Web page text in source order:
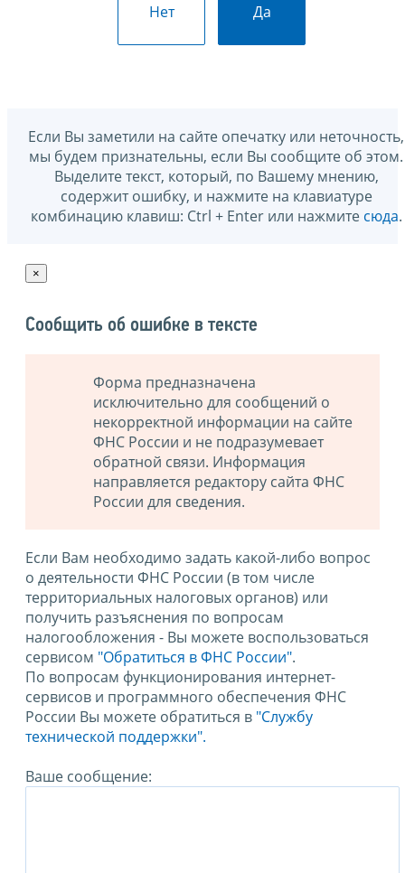
Нет Да
Если Вы заметили на сайте опечатку или неточность,
мы будем признательны, если Вы сообщите об этом.
Выделите текст, который, по Вашему мнению,
содержит ошибку, и нажмите на клавиатуре
комбинацию клавиш: Ctrl + Enter или нажмите сюда.
×
Сообщить об ошибке в тексте
Форма предназначена
исключительно для сообщений о
некорректной информации на сайте
ФНС России и не подразумевает
обратной связи. Информация
направляется редактору сайта ФНС
России для сведения.
Если Вам необходимо задать какой-либо вопрос
о деятельности ФНС России (в том числе
территориальных налоговых органов) или
получить разъяснения по вопросам
налогообложения - Вы можете воспользоваться
сервисом "Обратиться в ФНС России".
По вопросам функционирования интернет-
сервисов и программного обеспечения ФНС
России Вы можете обратиться в "Службу
технической поддержки".
Ваше сообщение: